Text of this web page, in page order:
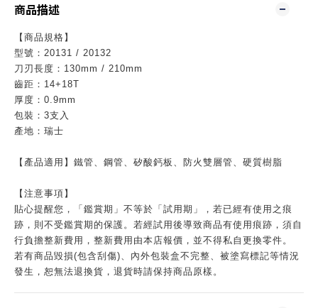
商品描述
【商品規格】
型號：20131 / 20132
刀刃長度：130mm / 210mm
齒距：14+18T
厚度：0.9mm
包裝：3支入
產地：瑞士
【產品適用】鐵管、鋼管、矽酸鈣板、防火雙層管、硬質樹脂
【注意事項】
貼心提醒您，「鑑賞期」不等於「試用期」，若已經有使用之痕
跡，則不受鑑賞期的保護。若經試用後導致商品有使用痕跡，須自
行負擔整新費用，整新費用由本店報價，並不得私自更換零件。
若有商品毀損(包含刮傷)、內外包裝盒不完整、被塗寫標記等情況
發生，恕無法退換貨，退貨時請保持商品原樣。